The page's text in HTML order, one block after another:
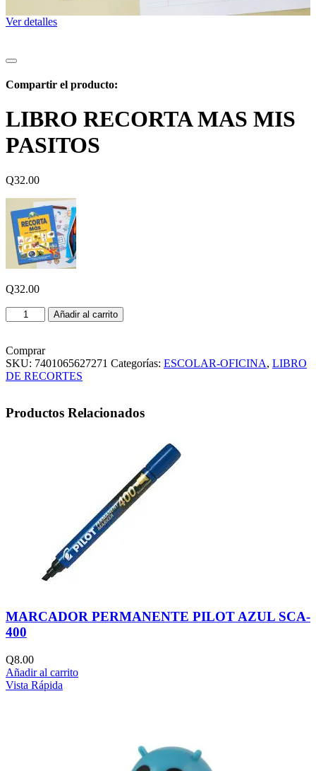
Ver detalles
Compartir el producto:
LIBRO RECORTA MAS MIS
PASITOS
Q32.00
Q32.00
LIBRO
RECORTA
MIS
PASITOS
cantidad
Añadir al carrito
Comprar
SKU: 7401065627271 Categorías: ESCOLAR-OFICINA, LIBRO
DE RECORTES
Productos Relacionados
MARCADOR PERMANENTE PILOT AZUL SCA-
400
Q8.00
Añadir al carrito
Vista Rápida